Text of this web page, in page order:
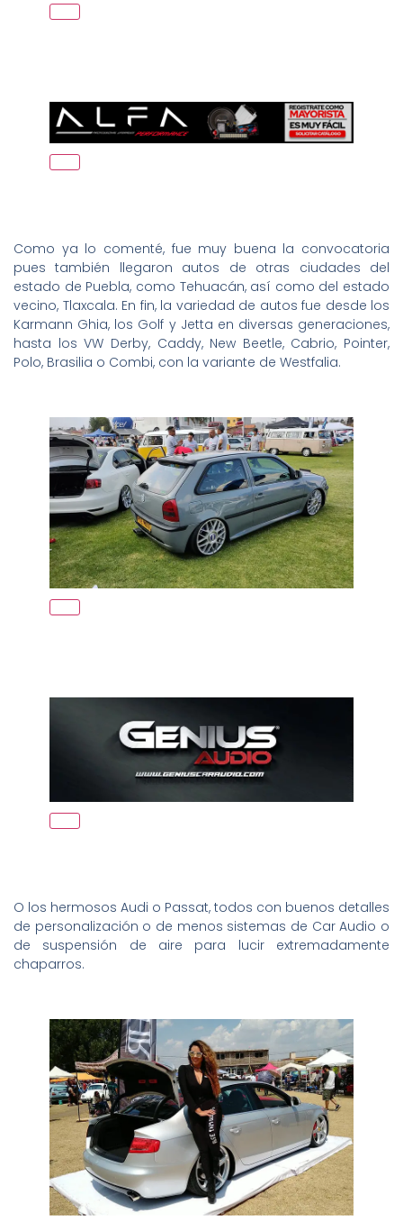
Como ya lo comenté, fue muy buena la convocatoria
pues también llegaron autos de otras ciudades del
estado de Puebla, como Tehuacán, así como del estado
vecino, Tlaxcala. En fin, la variedad de autos fue desde los
Karmann Ghia, los Golf y Jetta en diversas generaciones,
hasta los VW Derby, Caddy, New Beetle, Cabrio, Pointer,
Polo, Brasilia o Combi, con la variante de Westfalia.
O los hermosos Audi o Passat, todos con buenos detalles
de personalización o de menos sistemas de Car Audio o
de suspensión de aire para lucir extremadamente
chaparros.